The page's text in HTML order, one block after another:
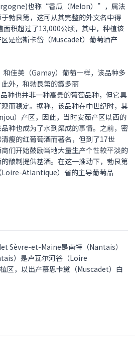
也称“香瓜（Melon）”，属法
勃艮第，这可从其完整的外文名中得
面积超过了13,000公顷，其中，种植该
是密斯卡岱（Muscadet）葡萄酒产
佳美（Gamay）葡萄一样，该品种多
外，和勃艮第的霞多丽
种也并非一种高贵的葡萄品种，但它具
而稳定。据称，该品种在中世纪时，其
）产区，因此，当时安茹产区以西的
种也成为了水到渠成的事情。之前，密
瘦的红葡萄酒而著名，但到了17世
们开始鼓励当地大量生产个性较平淡的
酿制提供基酒。在这一推动下，勃艮第
Loire-Atlantique）省的主导葡萄品
Sèvre-et-Maine是南特（Nantais）
）是卢瓦尔河谷（Loire
区，以出产慕思卡黛（Muscadet）白